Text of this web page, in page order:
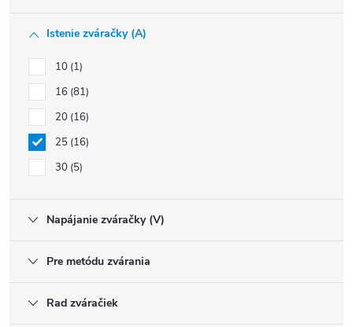
Istenie zváračky (A)
10 1
16 81
20 16
25 16
30 5
Napájanie zváračky (V)
Pre metódu zvárania
Rad zváračiek